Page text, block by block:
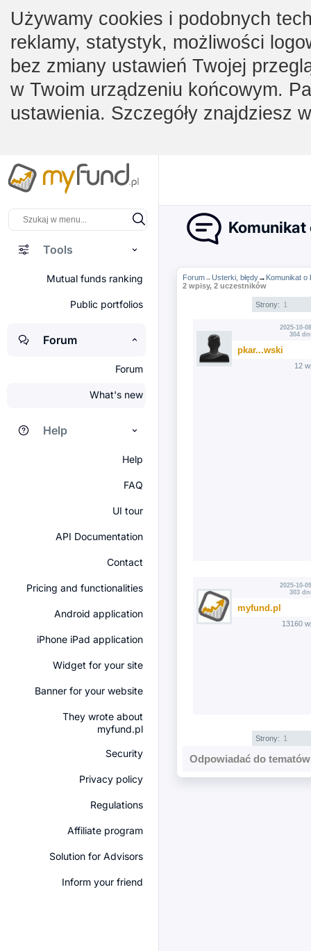
Używamy cookies i podobnych
reklamy, statystyk, możliwości
bez zmiany ustawień Twojej
w Twoim urządzeniu końcowym.
ustawienia. Szczegóły znajdziesz
Tools
Mutual funds ranking
Public portfolios
Forum
Forum
What's new
Help
Help
FAQ
UI tour
API Documentation
Contact
Pricing and functionalities
Android application
iPhone iPad application
Widget for your site
Banner for your website
They wrote about
myfund.pl
Security
Privacy policy
Regulations
Affiliate program
Solution for Advisors
Inform your friend
Komunikat
Forum→Usterki, błędy→ Komunikat o
2 wpisy, 2 uczestników
Strony: 1
2025-10-
304
pkar...wski
12
2025-10-
303
myfund.pl
13160
Strony: 1
Odpowiadać do